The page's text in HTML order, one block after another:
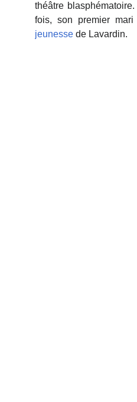
théâtre
fois, son premier
jeunesse de Lavardin.